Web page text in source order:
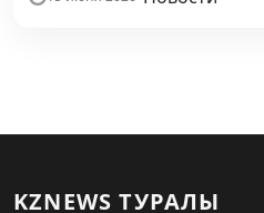
KZNEWS ТУРАЛЫ